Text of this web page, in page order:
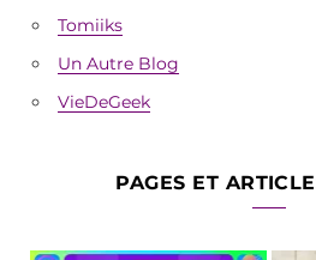
Tomiiks
Un Autre Blog
VieDeGeek
PAGES ET